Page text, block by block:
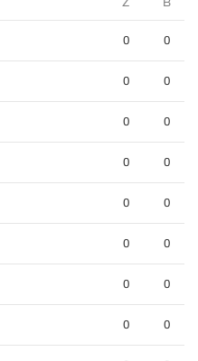
Z B
0 0
0 0
0 0
0 0
0 0
0 0
0 0
0 0